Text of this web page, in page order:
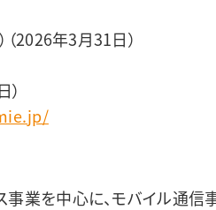
2026年3月31日）
事業を中心に、モバイル通